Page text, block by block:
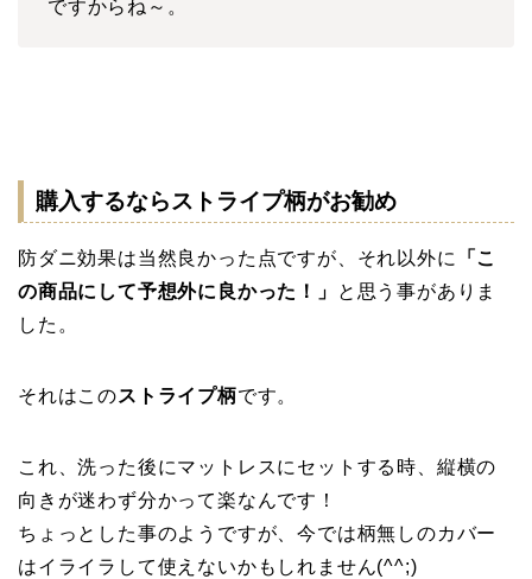
ですからね～。
購入するならストライプ柄がお勧め
防ダニ効果は当然良かった点ですが、それ以外に
「こ
の商品にして予想外に良かった！」
と思う事がありま
した。
それはこのストライプ柄です。
これ、洗った後にマットレスにセットする時、縦横の
向きが迷わず分かって楽なんです！
ちょっとした事のようですが、今では柄無しのカバー
はイライラして使えないかもしれません(^^;)